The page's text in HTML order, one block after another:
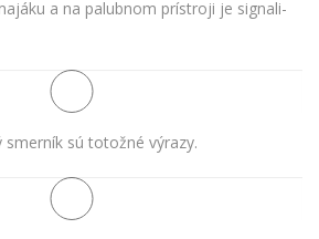
a na palubnom prístroji je signali-
sú totožné výrazy.